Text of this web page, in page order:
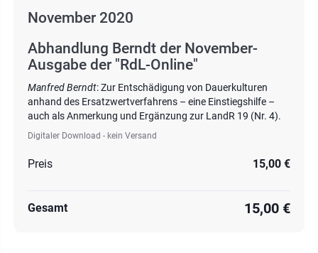
November 2020
Abhandlung Berndt der November-
Ausgabe der "RdL-Online"
Manfred Berndt: Zur Entschädigung von Dauerkulturen
anhand des Ersatzwertverfahrens – eine Einstiegshilfe –
auch als Anmerkung und Ergänzung zur LandR 19 (Nr. 4).
Digitaler Download - kein Versand
Preis 15,00 €
Gesamt 15,00 €